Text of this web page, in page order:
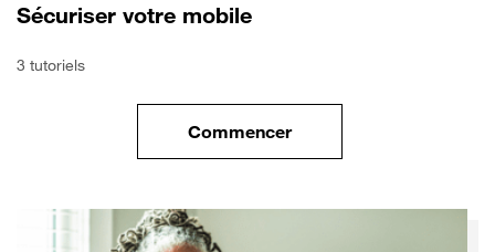
Sécuriser votre mobile
3 tutoriels
Commencerle tuto pour Sécuriser votre